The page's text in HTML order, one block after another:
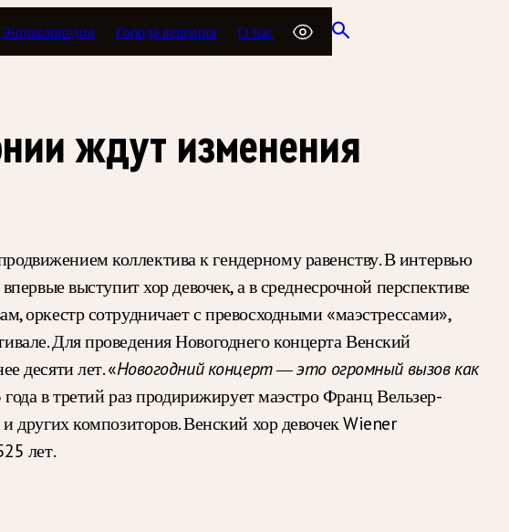
Энциклопедия Города вещания О нас
ждут изменения
коллектива к гендерному равенству. В интервью
выступит хор девочек, а в среднесрочной перспективе
оркестр сотрудничает с превосходными «маэстрессами»,
Для проведения Новогоднего концерта Венский
десяти лет. «Новогодний концерт — это огромный вызов как
в третий раз продирижирует маэстро Франц Вельзер-
композиторов. Венский хор девочек Wiener
лет.